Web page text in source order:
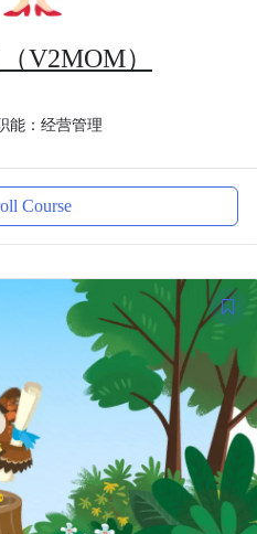
V2MOM）
能：经营管理
Course